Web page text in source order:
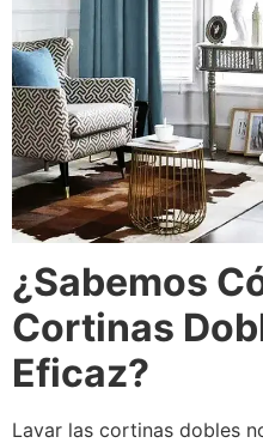
¿Sabemos
Cortinas
Eficaz?
Lavar las cortinas dobles